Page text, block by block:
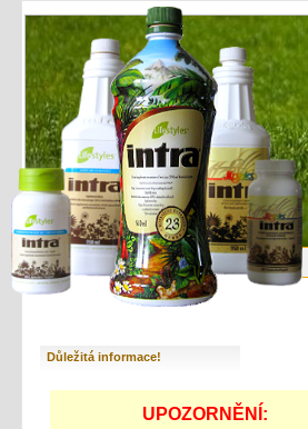
Důležitá informace!
UPOZORNĚNÍ: